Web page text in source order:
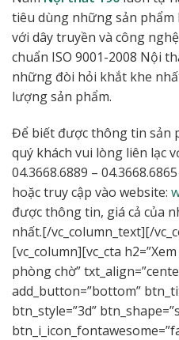
tiêu dùng những sản
với dây truyền và công
chuẩn ISO 9001-2008 Nội
những đòi hỏi khắt khe
lượng sản phẩm.
Để biết được thông tin sản
quý khách vui lòng liên lạc
04.3668.6889 –
hoặc truy cập vào website:
được thông tin, giá cả của
nhất.[/vc_column_text][/
[vc_column][vc_cta
phòng chờ”
add_button=”bottom”
btn_style=”3d”